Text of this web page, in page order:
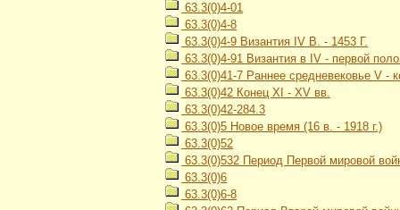
63.3(0)4-01
63.3(0)4-8
63.3(0)4-9 Византия IV В. - 1453 Г.
63.3(0)4-91 Византия в IV - первой
63.3(0)41-7 Раннее средневековье V -
63.3(0)42 Конец XI - XV вв.
63.3(0)42-284.3
63.3(0)5 Новое время (16 в. - 1918 г.)
63.3(0)52
63.3(0)532 Период Первой мировой
63.3(0)6
63.3(0)6-8